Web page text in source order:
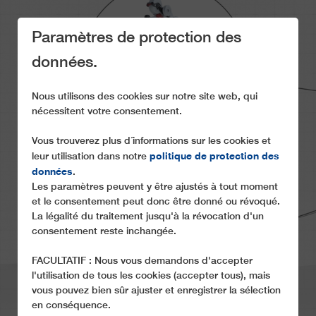
MOBILE SUPPORT
Paramètres de protection des
données.
Nous utilisons des cookies sur notre site web, qui
nécessitent votre consentement.
Vous trouverez plus d´informations sur les cookies et
leur utilisation dans notre politique de protection des
données.
Les paramètres peuvent y être ajustés à tout moment
et le consentement peut donc être donné ou révoqué.
La légalité du traitement jusqu'à la révocation d'un
consentement reste inchangée.
FACULTATIF : Nous vous demandons d'accepter
l'utilisation de tous les cookies (accepter tous), mais
vous pouvez bien sûr ajuster et enregistrer la sélection
en conséquence.